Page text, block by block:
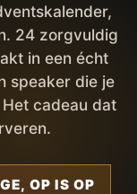
24 zorgvuldig
in een écht
speaker die je
cadeau dat
OP IS OP